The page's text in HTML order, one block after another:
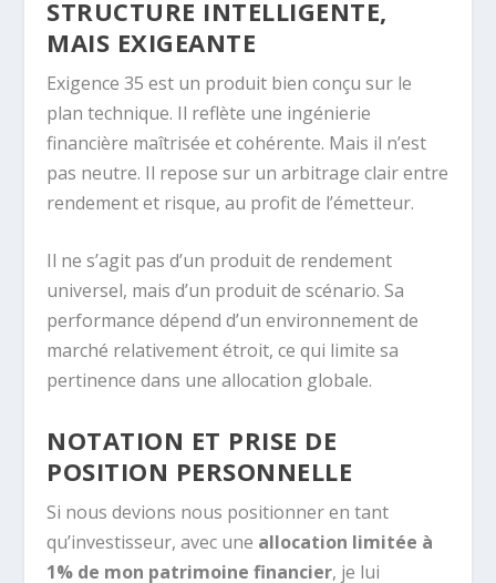
STRUCTURE INTELLIGENTE,
MAIS EXIGEANTE
Exigence 35 est un produit bien conçu sur le
plan technique. Il reflète une ingénierie
financière maîtrisée et cohérente. Mais il n’est
pas neutre. Il repose sur un arbitrage clair entre
rendement et risque, au profit de l’émetteur.
Il ne s’agit pas d’un produit de rendement
universel, mais d’un produit de scénario. Sa
performance dépend d’un environnement de
marché relativement étroit, ce qui limite sa
pertinence dans une allocation globale.
NOTATION ET PRISE DE
POSITION PERSONNELLE
Si nous devions nous positionner en tant
qu’investisseur, avec une allocation limitée à
1% de mon patrimoine financier, je lui